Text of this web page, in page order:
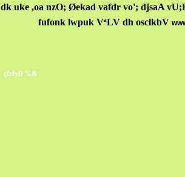
dk uke ,oa nzO; Øekad vafdr vo'; djsaA
fufonk lwpuk VªLV dh osclkbV
çfrfyfi %&